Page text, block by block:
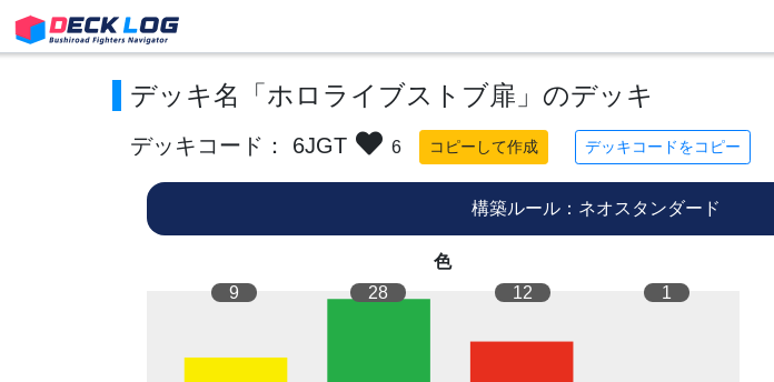
デッキ名「ホロライブストブ扉」のデッキ
デッキコード： 6JGT 6 コピーして作成 デッキコードをコピー
構築ルール：ネオスタンダード
色
9
28 12 1